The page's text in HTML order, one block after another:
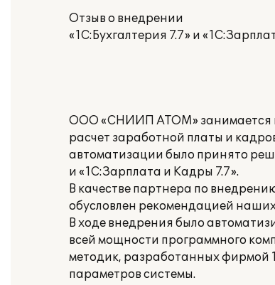
Отзыв о внедрении
«1С:Бухгалтерия 7.7» и
ООО «СНИИП АТОМ» занимается
расчет заработной платы и
автоматизации было принято
и «1С:Зарплата и Кадры 7.7».
В качестве партнера по
обусловлен рекомендацией
В ходе внедрения было
всей мощности программного
методик, разработанных фирмой
параметров системы.